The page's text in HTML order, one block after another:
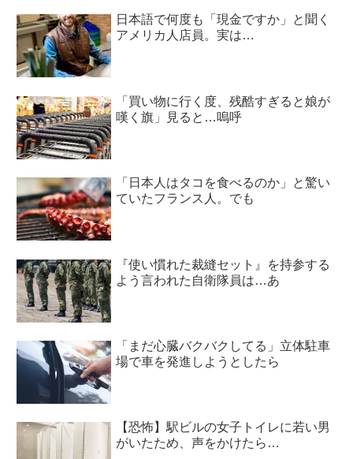
日本語で何度も「現金ですか」と聞く
アメリカ人店員。実は…
「買い物に行く度、残酷すぎると娘が
嘆く旗」見ると…嗚呼
「日本人はタコを食べるのか」と驚い
ていたフランス人。でも
『使い慣れた裁縫セット』を持参する
よう言われた自衛隊員は…あ
「まだ心臓バクバクしてる」立体駐車
場で車を発進しようとしたら
【恐怖】駅ビルの女子トイレに若い男
がいたため、声をかけたら…